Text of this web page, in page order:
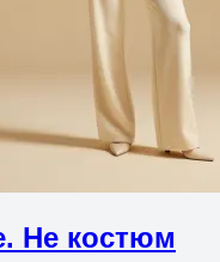
Не костюм